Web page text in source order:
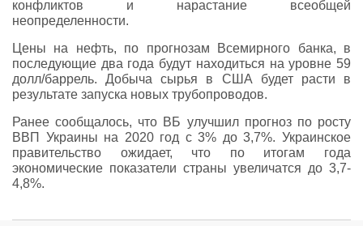
конфликтов и нарастание всеобщей
неопределенности.
Цены на нефть, по прогнозам Всемирного банка, в
последующие два года будут находиться на уровне 59
долл/баррель. Добыча сырья в США будет расти в
результате запуска новых трубопроводов.
Ранее сообщалось, что ВБ улучшил прогноз по росту
ВВП Украины на 2020 год с 3% до 3,7%. Украинское
правительство ожидает, что по итогам года
экономические показатели страны увеличатся до 3,7-
4,8%.